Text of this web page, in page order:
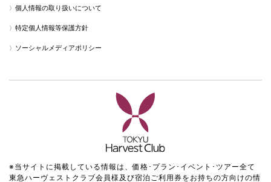
個人情報の取り扱いについて
特定個人情報等保護方針
ソーシャルメディアポリシー
※当サイトに掲載している情報は、価格･プラン･イベント･ツアー全て
東急ハーヴェストクラブ会員様及び宿泊ご利用券をお持ちの方向けの情